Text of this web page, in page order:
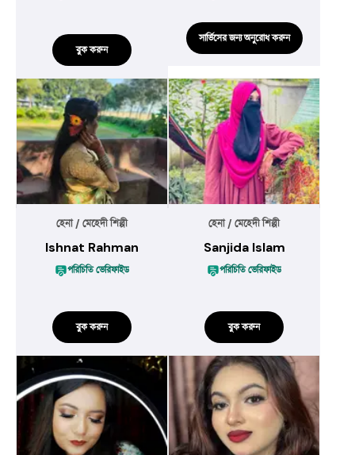
বুক করুন
সার্ভিসের জন্য অনুরোধ করুন
হেনা / মেহেদী শিল্পী
Ishnat Rahman
পরিচিতি ভেরিফাইড
বুক করুন
হেনা / মেহেদী শিল্পী
Sanjida Islam
পরিচিতি ভেরিফাইড
বুক করুন